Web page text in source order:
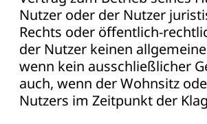
Nutzer oder der Nutzer
Rechts oder öffentlich-
der Nutzer keinen
wenn kein ausschließlicher
auch, wenn der Wohnsitz
Nutzers im Zeitpunkt der